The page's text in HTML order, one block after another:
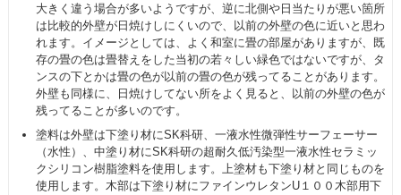
大きく違う場合が多いようですが、逆に北側や日当たりが悪い箇所
は比較的外壁が日焼けしにくいので、以前の外壁の色に近いと思わ
れます。イメージとしては、よく和室に畳の部屋がありますが、既
存の畳の色は畳替えをした当初の若々しい緑色ではないですが、タ
ンスの下とかは畳の色が以前の畳の色が残ってることがあります。
外壁も同様に、日焼けしてない所をよく見ると、以前の外壁の色が
残ってることが多いのです。
塗料は外壁は下塗り材にSK科研、一液水性微弾性サーフェーサー
（水性）、中塗り材にSK科研の超耐久低汚染型一液水性セラミッ
クシリコン樹脂塗料を使用します。上塗材も下塗り材と同じものを
使用します。木部は下塗り材にファインウレタンU１００木部用下